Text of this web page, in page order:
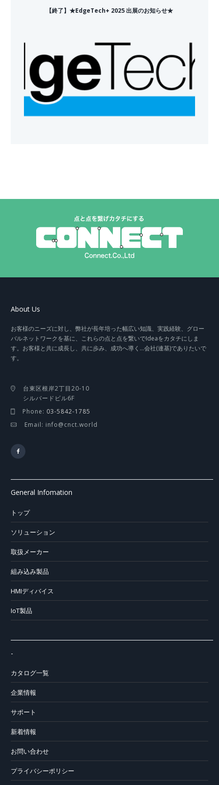
【終了】★EdgeTech+ 2025 出展のお知らせ★
About Us
お客様のニーズに対し、弊社が長年培った幅広い知識、実践経験、グロー
バルネットワークを基に、これらの点と点を繋いでIdeaをカタチにしま
す。お客様と共に成長し、共に歩み、成功へ導く…会社(連基)でありたいで
す。
台東区根岸2丁目20-10
シルバードビル6F
Phone: 03-5842-1785
Email: info@cnct.world
General Infomation
トップ
ソリューション
取扱メーカー
組み込み製品
HMIディバイス
IoT製品
-
カタログ一覧
企業情報
サポート
新着情報
お問い合わせ
プライバシーポリシー